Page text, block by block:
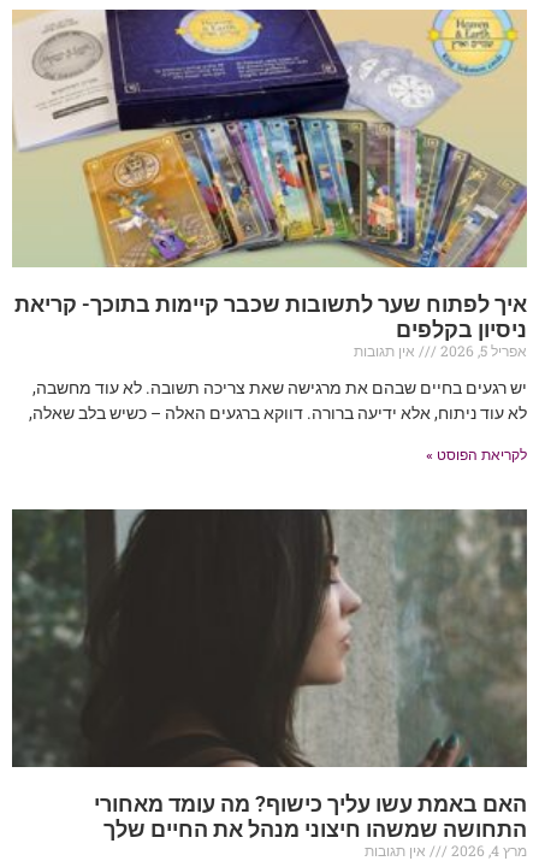
איך לפתוח שער לתשובות שכבר קיימות בתוכך- קריאת
ניסיון בקלפים
אפריל 5, 2026
אין תגובות
יש רגעים בחיים שבהם את מרגישה שאת צריכה תשובה. לא עוד מחשבה,
לא עוד ניתוח, אלא ידיעה ברורה. דווקא ברגעים האלה – כשיש בלב שאלה,
לקריאת הפוסט »
האם באמת עשו עליך כישוף? מה עומד מאחורי
התחושה שמשהו חיצוני מנהל את החיים שלך
מרץ 4, 2026
אין תגובות